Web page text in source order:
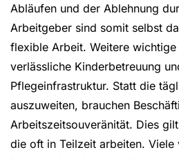
Abläufen und der Ablehnung
Arbeitgeber sind somit selbst
flexible Arbeit. Weitere wichtige
verlässliche Kinderbetreuung
Pflegeinfrastruktur. Statt die
auszuweiten, brauchen
Arbeitszeitsouveränität. Dies
die oft in Teilzeit arbeiten. Viele